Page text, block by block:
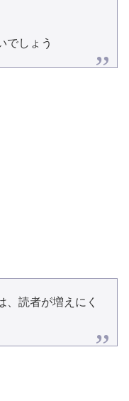
でしょう
、読者が増えにく